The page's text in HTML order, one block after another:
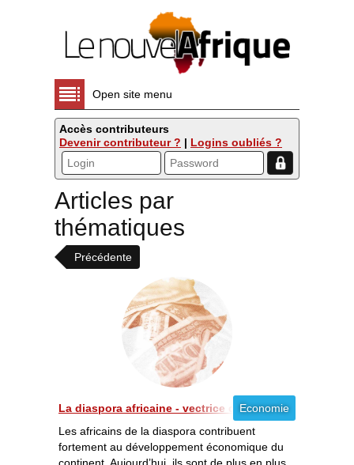
Open site menu
Accès contributeurs
Devenir contributeur ? | Logins oubliés ?
Articles par
thématiques
Précédente
Economie
La diaspora africaine - vectrice de développement
Les africains de la diaspora contribuent
fortement au développement économique du